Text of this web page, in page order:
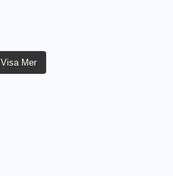
Visa Mer